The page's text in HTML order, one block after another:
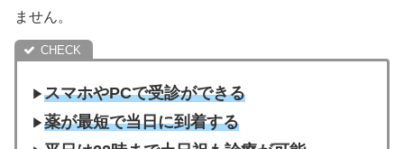
ません。
▶︎スマホやPCで受診ができる
▶︎薬が最短で当日に到着する